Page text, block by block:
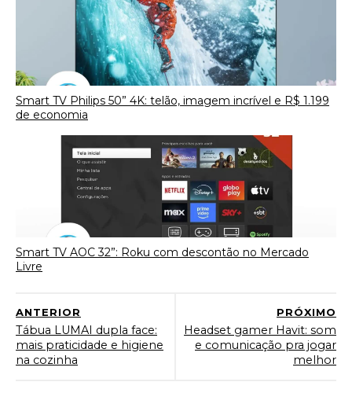
Smart TV Philips 50” 4K: telão, imagem incrível e R$ 1.199
de economia
Smart TV AOC 32”: Roku com descontão no Mercado
Livre
PRÓXIMO
Headset gamer Havit: som
e comunicação pra jogar
melhor
ANTERIOR
Tábua LUMAI dupla face:
mais praticidade e higiene
na cozinha